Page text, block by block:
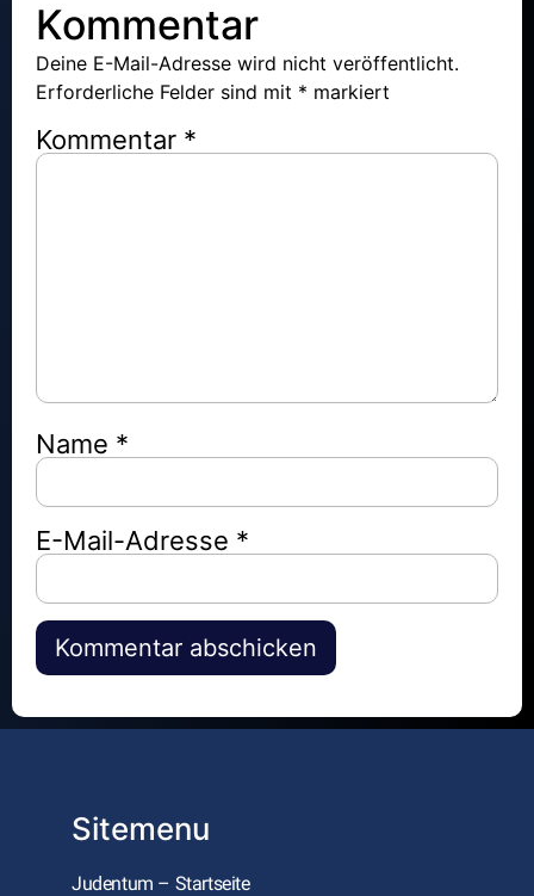
Kommentar
Deine E-Mail-Adresse wird nicht veröffentlicht.
Erforderliche Felder sind mit * markiert
Kommentar *
Name *
E-Mail-Adresse *
Alternative:
Sitemenu
Judentum – Startseite